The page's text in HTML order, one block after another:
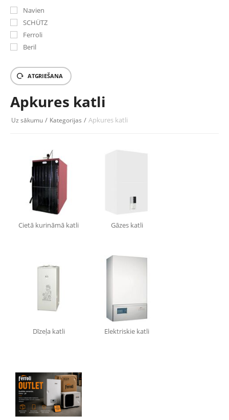
Navien
SCHÜTZ
Ferroli
Beril
ATGRIEŠANA
Apkures katli
Uz sākumu / Kategorijas / Apkures katli
Cietā kurināmā katli Gāzes katli
Dīzeļa katli Elektriskie katli